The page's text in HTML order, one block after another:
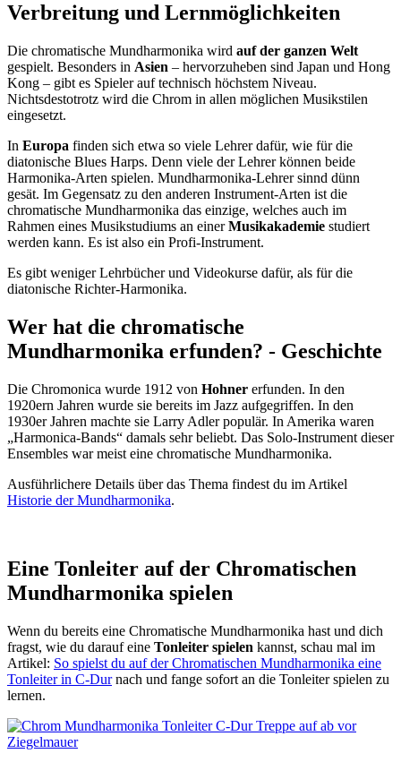
Verbreitung und Lernmöglichkeiten
Die chromatische Mundharmonika wird auf der ganzen Welt
gespielt. Besonders in Asien – hervorzuheben sind Japan und Hong
Kong – gibt es Spieler auf technisch höchstem Niveau.
Nichtsdestotrotz wird die Chrom in allen möglichen Musikstilen
eingesetzt.
In Europa finden sich etwa so viele Lehrer dafür, wie für die
diatonische Blues Harps. Denn viele der Lehrer können beide
Harmonika-Arten spielen. Mundharmonika-Lehrer sinnd dünn
gesät. Im Gegensatz zu den anderen Instrument-Arten ist die
chromatische Mundharmonika das einzige, welches auch im
Rahmen eines Musikstudiums an einerMusikakademie studiert
werden kann. Es ist also ein Profi-Instrument.
Es gibt weniger Lehrbücher und Videokurse dafür, als für die
diatonische Richter-Harmonika.
Wer hat die chromatische
Mundharmonika erfunden? - Geschichte
Die Chromonica wurde 1912 von Hohner erfunden. In den
1920ern Jahren wurde sie bereits im Jazz aufgegriffen. In den
1930er Jahren machte sie Larry Adler populär. In Amerika waren
„Harmonica-Bands“ damals sehr beliebt. Das Solo-Instrument dieser
Ensembles war meist eine chromatische Mundharmonika.
Ausführlichere Details über das Thema findest du im Artikel
Historie der Mundharmonika.
Eine Tonleiter auf der Chromatischen
Mundharmonika spielen
Wenn du bereits eine Chromatische Mundharmonika hast und dich
fragst, wie du darauf eine Tonleiter spielen kannst, schau mal im
Artikel: So spielst du auf der Chromatischen Mundharmonika eine
Tonleiter in C-Durnach und fange sofort an die Tonleiter spielen zu
lernen.